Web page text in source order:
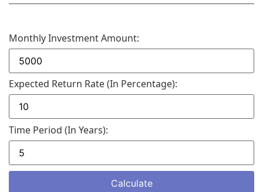
Monthly Investment Amount:
Expected Return Rate (in Percentage):
Time Period (in Years):